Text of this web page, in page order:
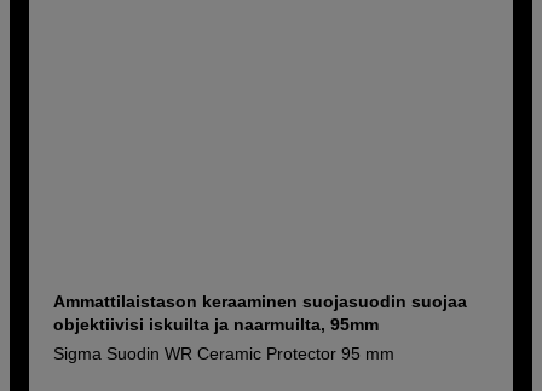
Ammattilaistason keraaminen suojasuodin suojaa
objektiivisi iskuilta ja naarmuilta, 95mm
Sigma Suodin WR Ceramic Protector 95 mm